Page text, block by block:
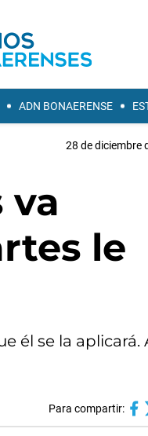
ADN BONAERENSE
28 de diciembre
va
le
él se la aplicará.
Para compartir: